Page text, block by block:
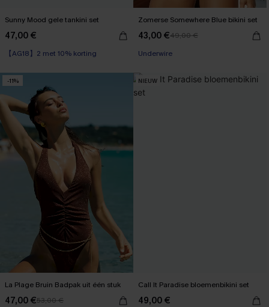
Sunny Mood gele tankini set
47,00 €
【AG18】2 met 10% korting
Zomerse Somewhere Blue bikini set
43,00 €49,00 €
Underwire
-11%
La Plage Bruin Badpak uit één stuk
47,00 €53,00 €
NIEUW
Call It Paradise bloemenbikini set
49,00 €